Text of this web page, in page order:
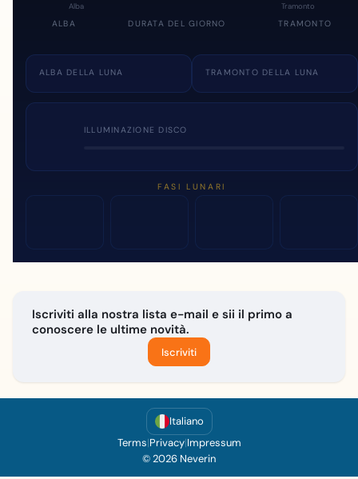
Alba Tramonto
ALBA DURATA DEL GIORNO TRAMONTO
ALBA DELLA LUNA TRAMONTO DELLA LUNA
ILLUMINAZIONE DISCO
FASI LUNARI
Iscriviti alla nostra lista e-mail e sii il primo a
conoscere le ultime novità.
Iscriviti
Italiano
Terms|Privacy|Impressum
© 2026 Neverin